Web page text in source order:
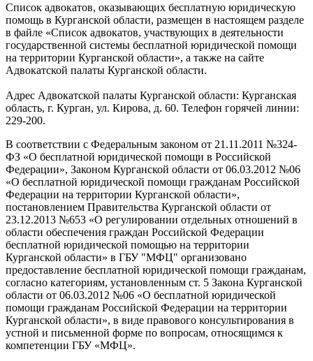
Список адвокатов, оказывающих бесплатную юридическую
помощь в Курганской области, размещен в настоящем разделе
в файле «Список адвокатов, участвующих в деятельности
государственной системы бесплатной юридической помощи
на территории Курганской области», а также на сайте
Адвокатской палаты Курганской области.
Адрес Адвокатской палаты Курганской области: Курганская
область, г. Курган, ул. Кирова, д. 60. Телефон горячей линии:
229-200.
В соответствии с Федеральным законом от 21.11.2011 №324-
ФЗ «О бесплатной юридической помощи в Российской
Федерации», Законом Курганской области от 06.03.2012 №06
«О бесплатной юридической помощи гражданам Российской
Федерации на территории Курганской области»,
постановлением Правительства Курганской области от
23.12.2013 №653 «О регулировании отдельных отношений в
области обеспечения граждан Российской Федерации
бесплатной юридической помощью на территории
Курганской области» в ГБУ "МФЦ" организовано
предоставление бесплатной юридической помощи гражданам,
согласно категориям, установленным ст. 5 Закона Курганской
области от 06.03.2012 №06 «О бесплатной юридической
помощи гражданам Российской Федерации на территории
Курганской области», в виде правового консультирования в
устной и письменной форме по вопросам, относящимся к
компетенции ГБУ «МФЦ».